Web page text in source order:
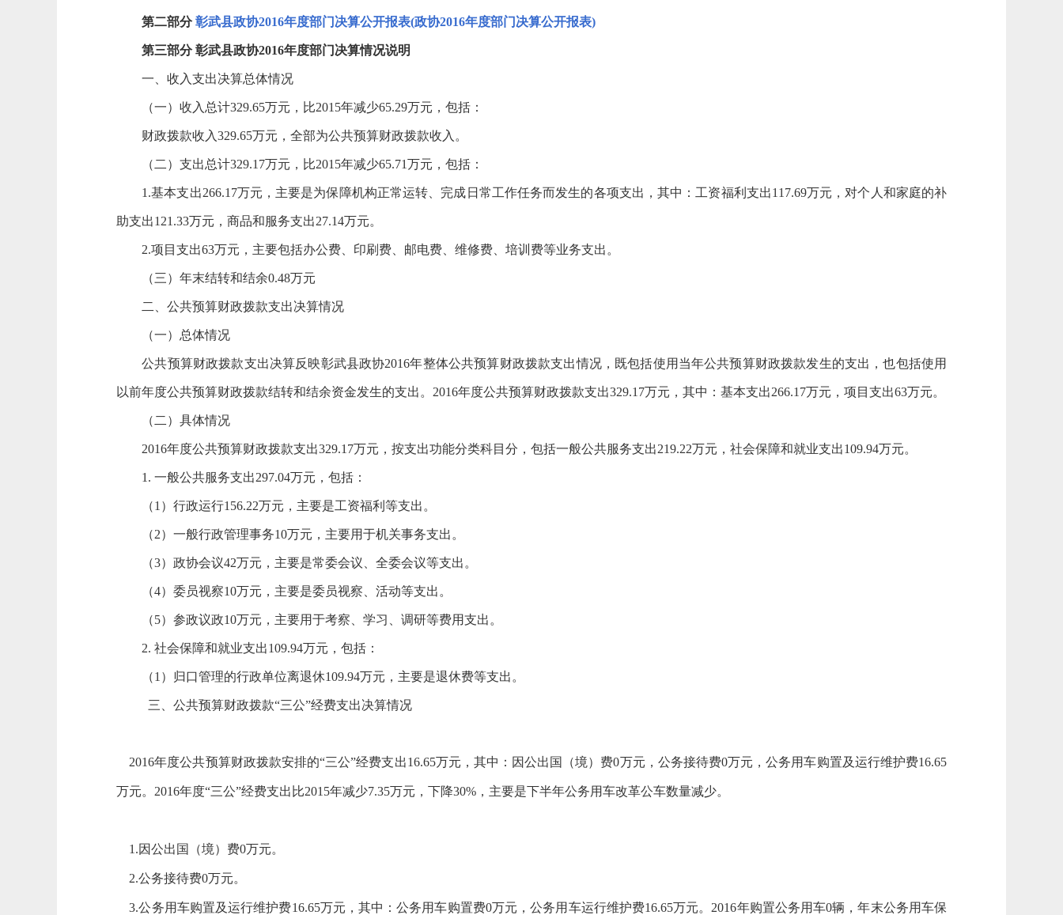
第二部分彰武县政协2016年度部门决算公开报表(政协2016年度部门决算公开报表)
第三部分 彰武县政协2016年度部门决算情况说明
一、收入支出决算总体情况
（一）收入总计329.65万元，比2015年减少65.29万元，包括：
财政拨款收入329.65万元，全部为公共预算财政拨款收入。
（二）支出总计329.17万元，比2015年减少65.71万元，包括：
1.基本支出266.17万元，主要是为保障机构正常运转、完成日常工作任务而发生的各项支出，其中：工资福利支出117.69万元，对个人和家庭的补
助支出121.33万元，商品和服务支出27.14万元。
2.项目支出63万元，主要包括办公费、印刷费、邮电费、维修费、培训费等业务支出。
（三）年末结转和结余0.48万元
二、公共预算财政拨款支出决算情况
（一）总体情况
公共预算财政拨款支出决算反映彰武县政协2016年整体公共预算财政拨款支出情况，既包括使用当年公共预算财政拨款发生的支出，也包括使用
以前年度公共预算财政拨款结转和结余资金发生的支出。2016年度公共预算财政拨款支出329.17万元，其中：基本支出266.17万元，项目支出63万元。
（二）具体情况
2016年度公共预算财政拨款支出329.17万元，按支出功能分类科目分，包括一般公共服务支出219.22万元，社会保障和就业支出109.94万元。
1. 一般公共服务支出297.04万元，包括：
（1）行政运行156.22万元，主要是工资福利等支出。
（2）一般行政管理事务10万元，主要用于机关事务支出。
（3）政协会议42万元，主要是常委会议、全委会议等支出。
（4）委员视察10万元，主要是委员视察、活动等支出。
（5）参政议政10万元，主要用于考察、学习、调研等费用支出。
2. 社会保障和就业支出109.94万元，包括：
（1）归口管理的行政单位离退休109.94万元，主要是退休费等支出。
三、公共预算财政拨款“三公”经费支出决算情况
2016年度公共预算财政拨款安排的“三公”经费支出16.65万元，其中：因公出国（境）费0万元，公务接待费0万元，公务用车购置及运行维护费16.65
万元。2016年度“三公”经费支出比2015年减少7.35万元，下降30%，主要是下半年公务用车改革公车数量减少。
1.因公出国（境）费0万元。
2.公务接待费0万元。
3.公务用车购置及运行维护费16.65万元，其中：公务用车购置费0万元，公务用车运行维护费16.65万元。2016年购置公务用车0辆，年末公务用车保